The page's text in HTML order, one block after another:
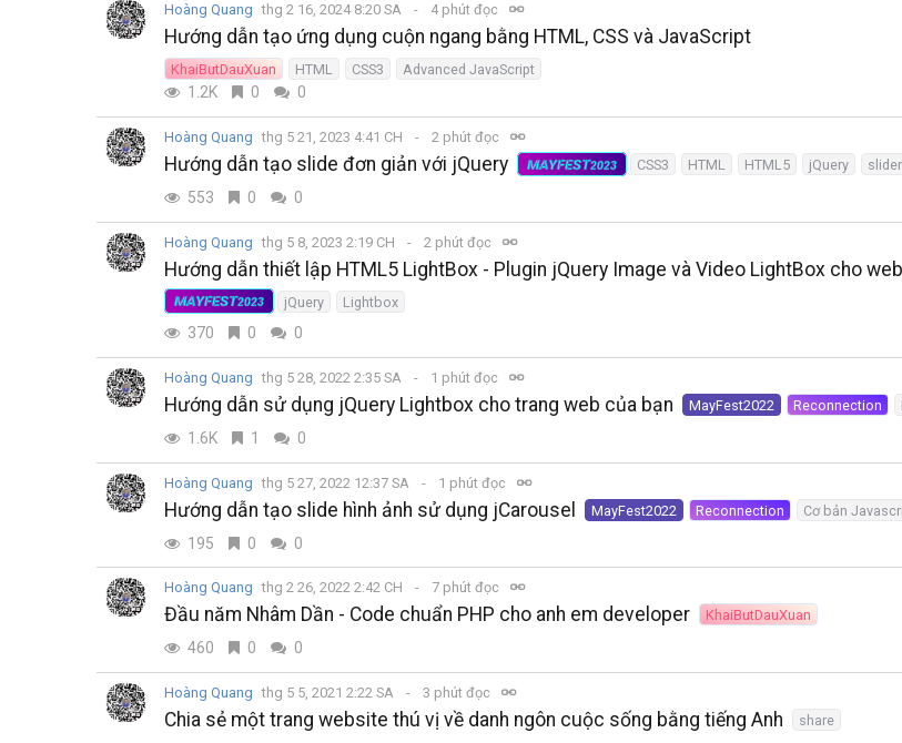
Hoàng Quang thg 2 16, 2024 8:20 SA 4 phút đọc
Hướng dẫn tạo ứng dụng cuộn ngang bằng HTML, CSS và JavaScript
KhaiButDauXuan HTML CSS3 Advanced JavaScript
1.2K 0 0
Hoàng Quang thg 5 21, 2023 4:41 CH 2 phút đọc
Hướng dẫn tạo slide đơn giản với jQuery MAYFEST2023 CSS3 HTML HTML5 jQuery slider
553 0 0
Hoàng Quang thg 5 8, 2023 2:19 CH 2 phút đọc
Hướng dẫn thiết lập HTML5 LightBox - Plugin jQuery Image và Video LightBox cho
MAYFEST2023 jQuery Lightbox
370 0 0
Hoàng Quang thg 5 28, 2022 2:35 SA 1 phút đọc
Hướng dẫn sử dụng jQuery Lightbox cho trang web của bạn MayFest2022 Reconnection
1.6K 1 0
Hoàng Quang thg 5 27, 2022 12:37 SA 1 phút đọc
Hướng dẫn tạo slide hình ảnh sử dụng jCarousel MayFest2022 Reconnection Cơ bản
195 0 0
Hoàng Quang thg 2 26, 2022 2:42 CH 7 phút đọc
Đầu năm Nhâm Dần - Code chuẩn PHP cho anh em developer KhaiButDauXuan
460 0 0
Hoàng Quang thg 5 5, 2021 2:22 SA 3 phút đọc
Chia sẻ một trang website thú vị về danh ngôn cuộc sống bằng tiếng Anh share